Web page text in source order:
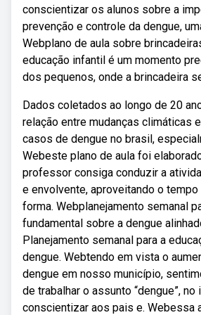
conscientizar os alunos sobre a
prevenção e controle da dengue,
Webplano de aula sobre
educação infantil é um momento
dos pequenos, onde a brincadeira
Dados coletados ao longo de 20
relação entre mudanças climáticas
casos de dengue no brasil,
Webeste plano de aula foi
professor consiga conduzir a
e envolvente, aproveitando o
forma. Webplanejamento semanal
fundamental sobre a dengue
Planejamento semanal para a
dengue. Webtendo em vista o
dengue em nosso município,
de trabalhar o assunto “dengue”, no
conscientizar aos pais e. Webessa